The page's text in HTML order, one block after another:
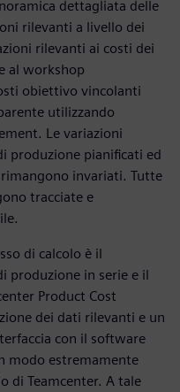
dettagliata delle
rilevanti a livello dei
rilevanti ai costi dei
al workshop
obiettivo vincolanti
utilizzando
Le variazioni
produzione pianificati ed
invariati. Tutte
tracciate e
di calcolo è il
produzione in serie e il
Product Cost
dei dati rilevanti e un
con il software
modo estremamente
di Teamcenter. A tale